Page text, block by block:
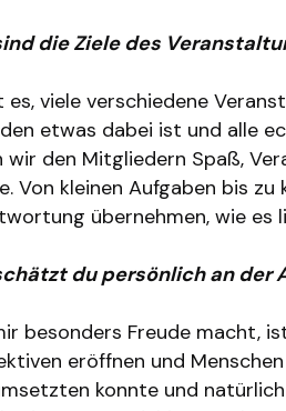
die Ziele des
es, viele verschiedene
etwas dabei ist und alle
wir den Mitgliedern Spaß,
Von kleinen Aufgaben bis
übernehmen, wie es
du persönlich an der
besonders Freude macht,
eröffnen und
konnte und